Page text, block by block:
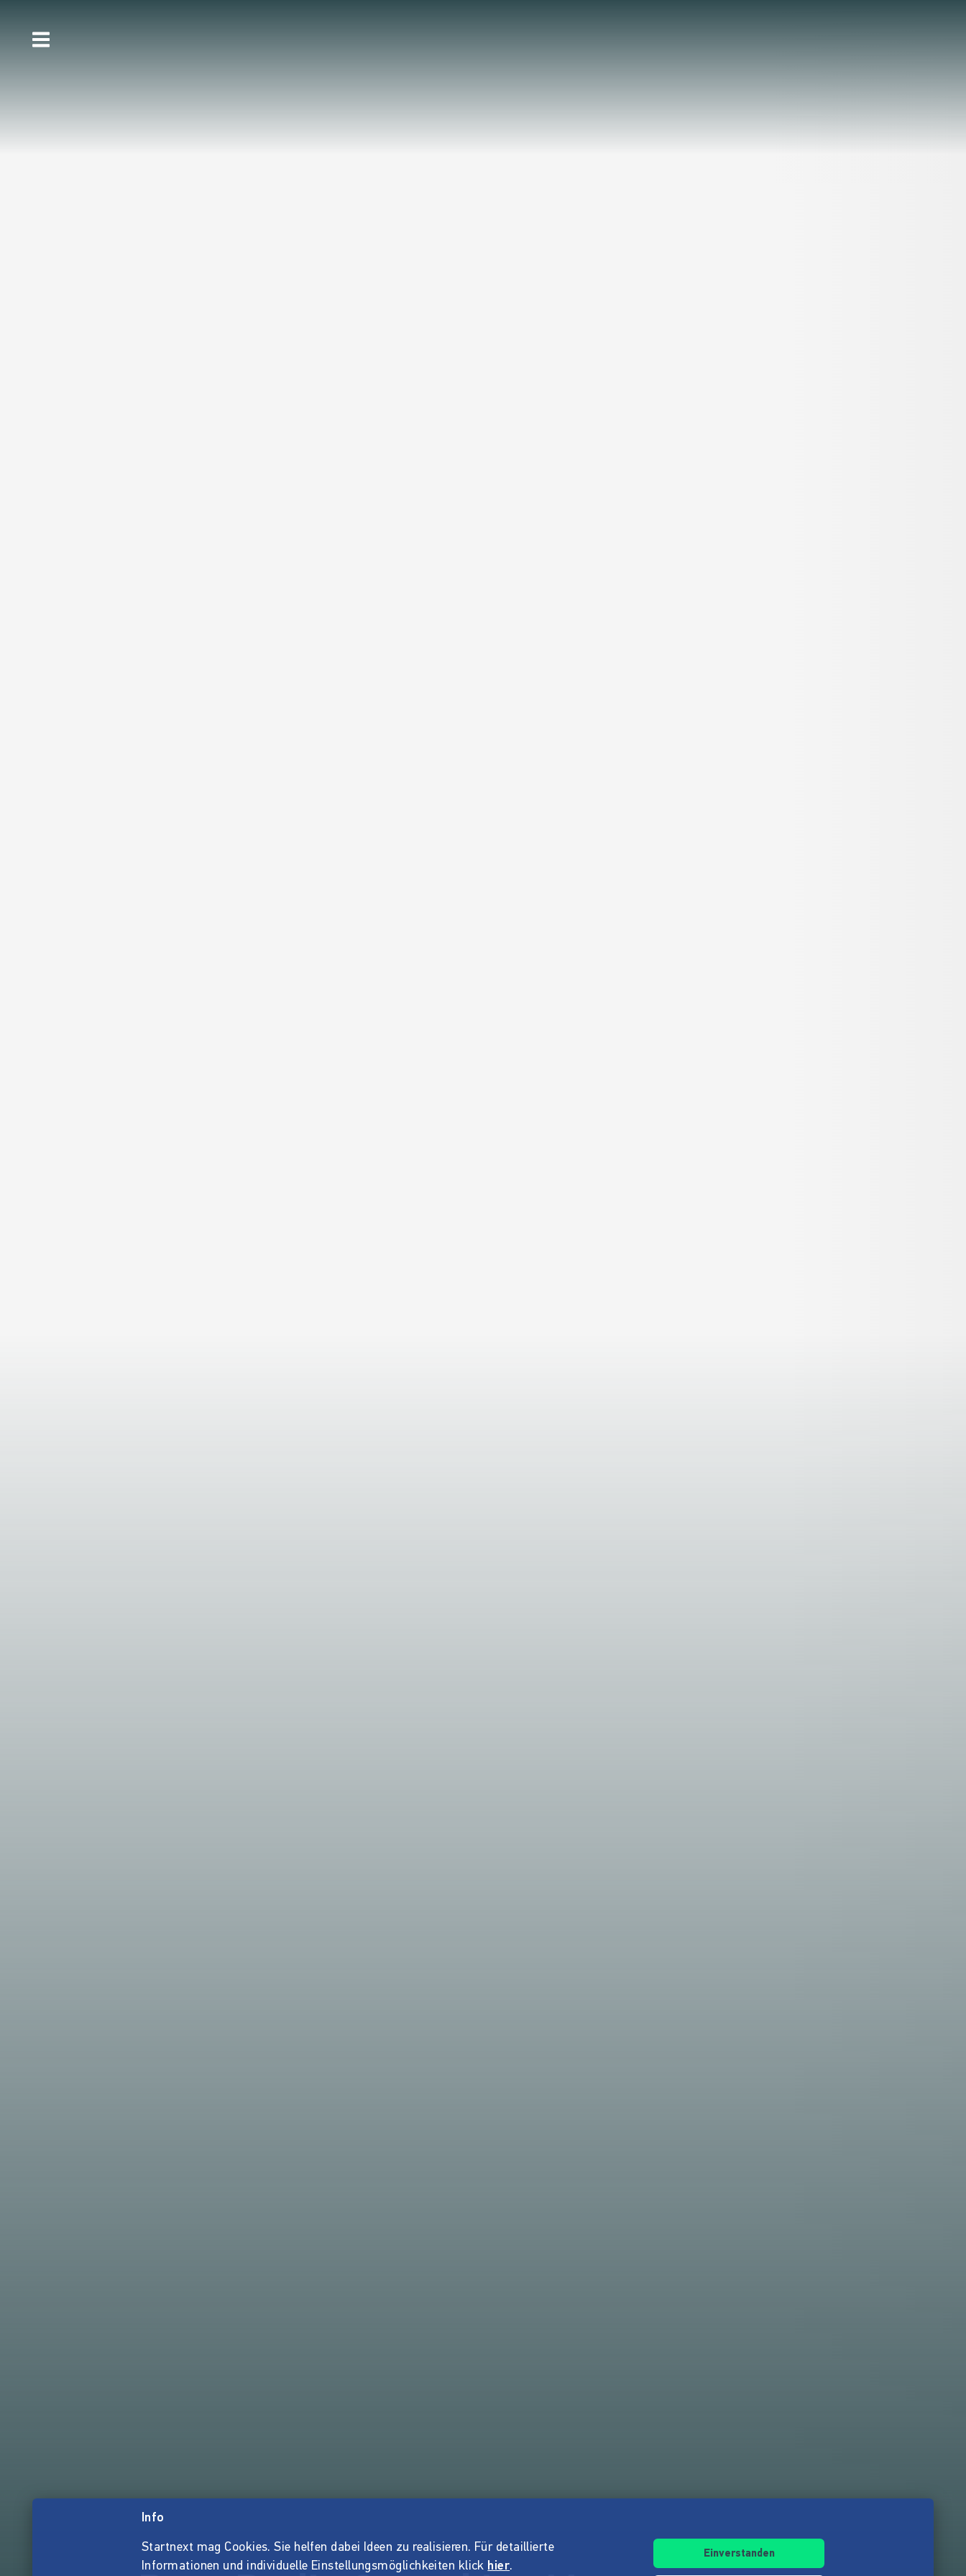
Info
Startnext mag Cookies. Sie helfen dabei Ideen zu realisieren. Für detaillierte
Informationen und individuelle Einstellungsmöglichkeiten klick hier.
Einverstanden